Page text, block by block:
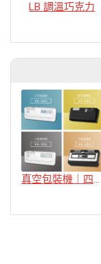
LB 調溫巧克力
真空包裝機｜四款